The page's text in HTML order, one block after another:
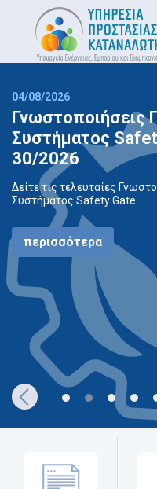
04/08/2026
Γνωστοποιήσεις
Συστήματος
30/2026
Δείτε τις τελευταίες
Συστήματος Safety Gate ...
περισσότερα